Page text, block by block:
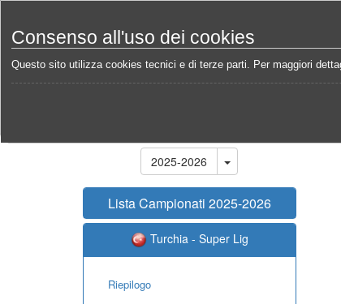
Consenso all'uso dei cookies
Questo sito utilizza cookies tecnici e di terze parti. Per maggiori
Home Campionati Turchia - Super Lig 2025-
2025-2026
Lista Campionati 2025-2026
Turchia - Super Lig
Riepilogo